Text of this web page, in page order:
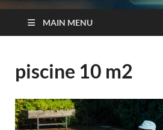
MAIN MENU
piscine 10 m2